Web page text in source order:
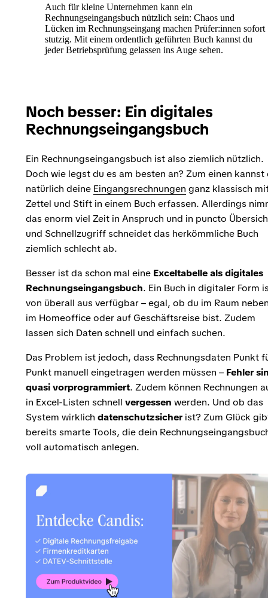
Auch für kleine Unternehmen kann ein
Rechnungseingangsbuch nützlich sein: Chaos und
Lücken im Rechnungseingang machen Prüfer:innen sofort
stutzig. Mit einem ordentlich geführten Buch kannst du
jeder Betriebsprüfung gelassen ins Auge sehen.
Noch besser: Ein digitales
Rechnungseingangsbuch
Ein Rechnungseingangsbuch ist also ziemlich nützlich.
Doch wie legst du es am besten an? Zum einen kannst
natürlich deine Eingangsrechnungen ganz klassisch
Zettel und Stift in einem Buch erfassen. Allerdings
das enorm viel Zeit in Anspruch und in puncto
und Schnellzugriff schneidet das herkömmliche Buch
ziemlich schlecht ab.
Besser ist da schon mal eine Exceltabelleals digitales
Rechnungseingangsbuch. Ein Buch in digitaler Form
von überall aus verfügbar – egal, ob du im Raum
im Homeoffice oder auf Geschäftsreise bist. Zudem
lassen sich Daten schnell und einfach suchen.
Das Problem ist jedoch, dass Rechnungsdaten Punkt
Punkt manuell eingetragen werden müssen –Fehler
quasi vorprogrammiert. Zudem können Rechnungen
in Excel-Listen schnell vergessen werden. Und ob das
System wirklich datenschutzsicher ist? Zum Glück
bereits smarte Tools, die dein
voll automatisch anlegen.